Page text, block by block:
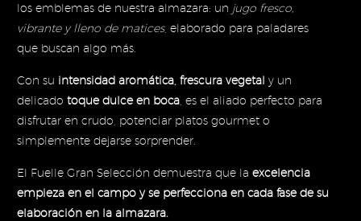
los emblemas de nuestra almazara: un jugo fresco,
vibrante y lleno de matices, elaborado para paladares
que buscan algo más.
Con su intensidad aromática, frescura vegetal y un
delicado toque dulce en boca , es el aliado perfecto para
disfrutar en crudo, potenciar platos gourmet o
simplemente dejarse sorprender.
El Fuelle Gran Selección demuestra que la excelencia
empieza en el campo y se perfecciona en cada fase de su
elaboración en la almazara.